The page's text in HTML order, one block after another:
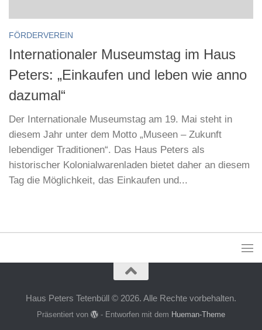
FÖRDERVEREIN
Internationaler Museumstag im Haus
Peters: „Einkaufen und leben wie anno
dazumal“
Der Internationale Museumstag am 19. Mai steht in
diesem Jahr unter dem Motto „Museen – Zukunft
lebendiger Traditionen“. Das Haus Peters als
historischer Kolonialwarenladen bietet daher an diesem
Tag die Möglichkeit, das Einkaufen und...
Haus Peters Tetenbüll © 2026. Alle Rechte vorbehalten.
Präsentiert von - Entworfen mit dem Hueman-Theme